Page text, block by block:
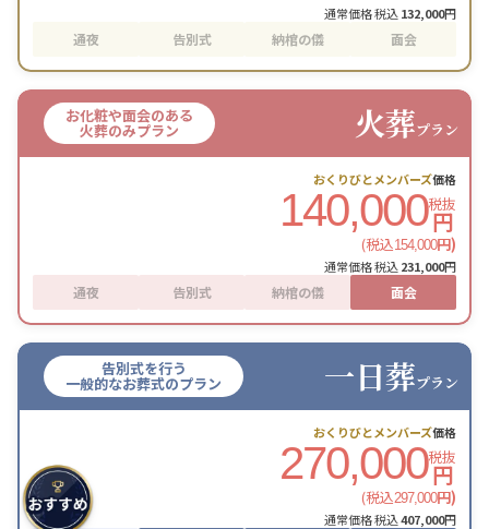
通常価格 税込132,000円
通夜 告別式 納棺の儀 面会
お化粧や面会のある
火葬のみプラン 火葬プラン
おくりびとメンバーズ価格
140,000税抜
円
(税込154,000円)
通常価格 税込231,000円
通夜 告別式 納棺の儀 面会
告別式を行う
一般的なお葬式のプラン 一日葬プラン
おくりびとメンバーズ価格
270,000税抜
円
(税込297,000円)
通常価格 税込407,000円